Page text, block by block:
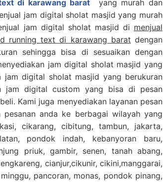
di karawang barat yang murah dan
jam digital sholat masjid yang murah
jam digital sholat masjid di menjual
running text di karawang barat dengan
sehingga bisa di sesuaikan dengan
jam digital sholat masjid yang
jam digital sholat masjid yang berukuran
jam digital custom yang bisa di pesan
Kami juga menyediakan layanan pesan
anda ke berbagai wilayah yang
cikarang, cibitung, tambun, jakarta,
pondok indah, kebanyoran baru,
priuk, gambir, senen, tanah abang,
cianjur,cikunir, cikini,manggarai,
pancoran, monas, pondok pinang,